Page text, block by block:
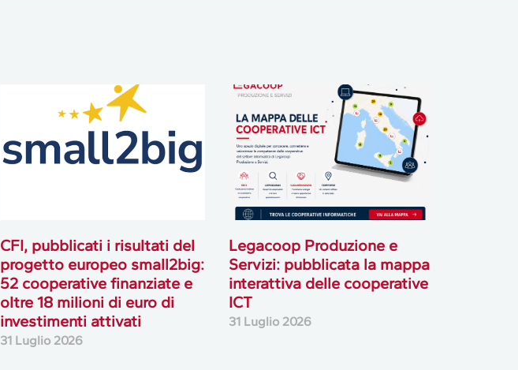
CFI, pubblicati i risultati del
progetto europeo small2big:
52 cooperative finanziate e
oltre 18 milioni di euro di
investimenti attivati
31 Luglio 2026
Legacoop Produzione e
Servizi: pubblicata la mappa
interattiva delle cooperative
ICT
31 Luglio 2026